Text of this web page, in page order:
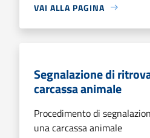
VAI ALLA PAGINA
Segnalazione di
carcassa animale
Procedimento di
una carcassa animale